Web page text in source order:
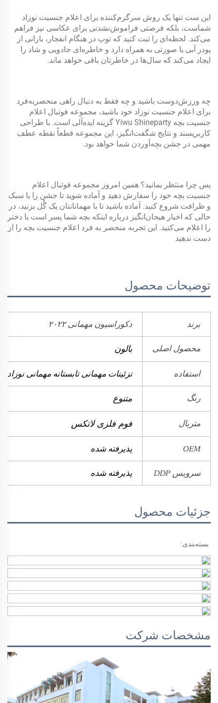
این ست تنها یک روش سرگرم‌کننده برای اعلام جنسیت نوزاد
شماست، بلکه فرصتی فراموش‌نشدنی برای عکاسی نیز فراهم
می‌کند. لحظه‌ای را ثبت کنید که توپ در هنگام انفجار، بارانی از
پودر آبی یا صورتی به همراه دارد و خاطره‌ای جادویی و شاد را
ایجاد می‌کند که سال‌ها در خاطرتان باقی خواهد ماند.
چه ورزش‌دوست باشید و چه فقط به دنبال راهی منحصربه‌فرد
برای اعلام جنسیت نوزاد خود باشید، مجموعه فوتبال اعلام
جنسیت بچه Yiwu Shineparty گزینه ایده‌آلی است. با طراحی
کاربرپسند و نتایج شگفت‌انگیز، این مجموعه قطعاً نقطه عطف
مهمی در جشن بچه‌آوردن شما خواهد بود.
پس چرا منتظر بمانید؟ همین امروز مجموعه فوتبال اعلام
جنسیت بچه خود را سفارش دهید و آماده شوید تا جشن را با سبک
و ظرافت شروع کنید. آماده باشید تا با مهمانانتان یک گُل بزنید، در
حالی که اخبار هیجان‌انگیز درباره اینکه بچه شما پسر است یا دختر
را اعلام می‌کنید. این تجربه منحصر به فرد اعلام جنسیت بچه را از
دست ندهید
توضیحات محصول
برند دکوراسیون مهمانی ۲۰۲۲
محصول اصلی بالون
استفاده تزئینات مهمانی تابستانه مهمانی نوزاد
رنگ متنوع
متریال فوم فلزی لاتکس
OEM پذیرفته شده
سرویس DDP پذیرفته شده
جزئیات محصول
بسته‌بندی:
مشخصات شرکت